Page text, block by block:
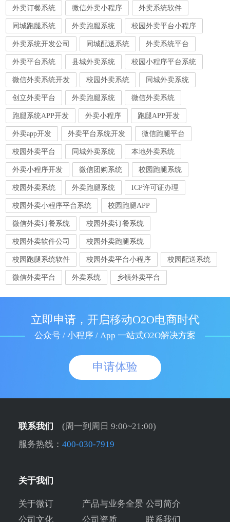
外卖订餐系统 微信外卖小程序 外卖系统软件
同城跑腿系统 外卖跑腿系统 校园外卖平台小程序
外卖系统开发公司 同城配送系统 外卖系统平台
外卖平台系统 县城外卖系统 校园小程序平台系统
微信外卖系统开发 校园外卖系统 同城外卖系统
创立外卖平台 外卖跑腿系统 微信外卖系统
跑腿系统APP开发 外卖小程序 跑腿APP开发
外卖app开发 外卖平台系统开发 微信跑腿平台
校园外卖平台 同城外卖系统 本地外卖系统
外卖小程序开发 微信团购系统 校园跑腿系统
校园外卖系统 外卖跑腿系统 ICP许可证办理
校园外卖小程序平台系统 校园跑腿APP
微信外卖订餐系统 校园外卖订餐系统
校园外卖软件公司 校园外卖跑腿系统
校园跑腿系统软件 校园外卖平台小程序 校园配送系统
微信外卖平台 外卖系统 乡镇外卖平台
立即申请，开启移动O2O电商时代
公众号 / 小程序 / App 一站式O2O解决方案
申请体验
联系我们
(周一到周日 9:00~21:00)
服务热线： 400-030-7919
关于我们
关于微订 产品与业务全景 公司简介
公司文化
公司资质 联系我们